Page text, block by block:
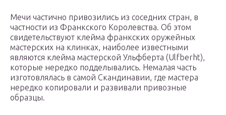
Мечи частично привозились из соседних стран, в
частности из Франкского Королевства. Об этом
свидетельствуют клейма франкских оружейных
мастерских на клинках, наиболее известными
являются клейма мастерской Ульфберта (Ulfberht),
которые нередко подделывались. Немалая часть
изготовлялась в самой Скандинавии, где мастера
нередко копировали и развивали привозные
образцы.